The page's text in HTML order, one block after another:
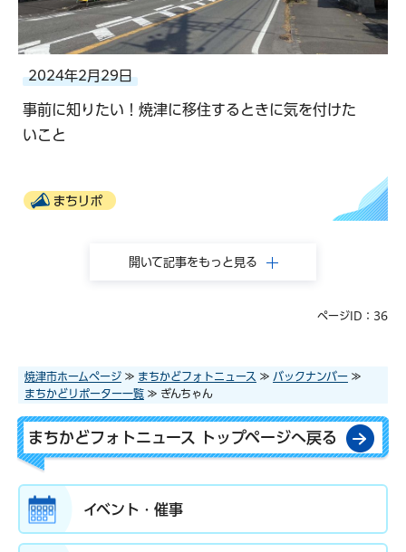
2024年2月29日
事前に知りたい！焼津に移住するときに気を付けた
いこと
まちリポ
開いて記事をもっと見る
ページID：36
焼津市ホームページ ≫ まちかどフォトニュース ≫ バックナンバー ≫
まちかどリポーター一覧 ≫ ぎんちゃん
まちかどフォトニュース トップページへ戻る
イベント・催事